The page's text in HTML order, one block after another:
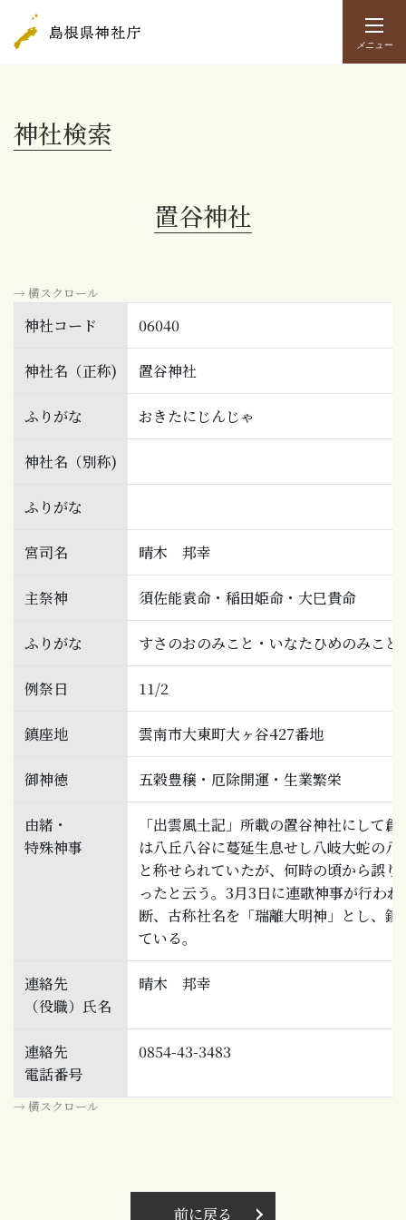
メニュー
神社検索
置谷神社
→ 横スクロール
神社コード 06040
神社名（正称) 置谷神社
ふりがな おきたにじんじゃ
神社名（別称)
ふりがな
宮司名 晴木 邦幸
主祭神 須佐能袁命・稲田姫命・大巳貴命
ふりがな すさのおのみこと・いなたひめのみこ
例祭日 11/2
鎮座地 雲南市大東町大ヶ谷427番地
御神徳 五穀豊穣・厄除開運・生業繁栄
由緒・
特殊神事
「出雲風土記」所載の置谷神社にして
は八丘八谷に蔓延生息せし八岐大蛇の
と称せられていたが、何時の頃から誤
ったと云う。3月3日に連歌神事が行わ
断、古称社名を「瑞離大明神」とし、
ている。
連絡先
（役職）氏名
晴木 邦幸
連絡先
電話番号
0854-43-3483
→ 横スクロール
前に戻る